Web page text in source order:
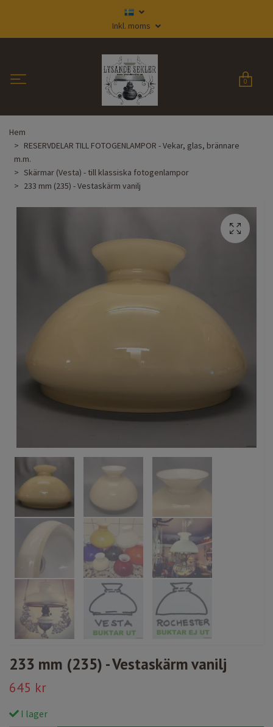
Inkl. moms
0
Hem
RESERVDELAR TILL FOTOGENLAMPOR - Vekar, glas, brännare
m.m.
Skärmar (Vesta) - till klassiska fotogenlampor
233 mm (235) - Vestaskärm vanilj
233 mm (235) - Vestaskärm vanilj
645 kr
I lager